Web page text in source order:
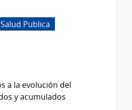
Publica
a la evolución del
y acumulados